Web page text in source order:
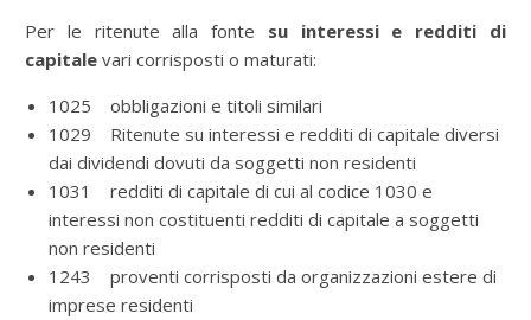
Per le ritenute alla fonte su interessi e redditi di
capitale vari corrisposti o maturati:
1025 obbligazioni e titoli similari
1029 Ritenute su interessi e redditi di capitale diversi
dai dividendi dovuti da soggetti non residenti
1031 redditi di capitale di cui al codice 1030 e
interessi non costituenti redditi di capitale a soggetti
non residenti
1243 proventi corrisposti da organizzazioni estere di
imprese residenti